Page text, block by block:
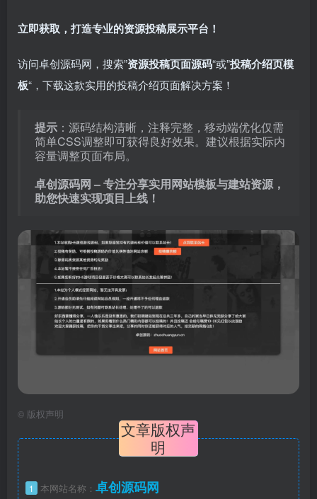
立即获取，打造专业的资源投稿展示平台！
访问卓创源码网，搜索”资源投稿页面源码“或”投稿介绍页模
板“，下载这款实用的投稿介绍页面解决方案！
提示 ：源码结构清晰，注释完整，移动端优化仅需
简单CSS调整即可获得良好效果。建议根据实际内
容量调整页面布局。
卓创源码网 – 专注分享实用网站模板与建站资源，
助您快速实现项目上线！
© 版权声明
文章版权声
明
1 本网站名称： 卓创源码网